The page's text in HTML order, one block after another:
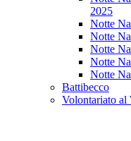
2025
Notte
Notte
Notte
Notte
Notte
Battibecco
Volontariato al